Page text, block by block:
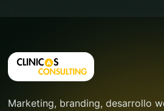
Marketing, branding, desarrollo